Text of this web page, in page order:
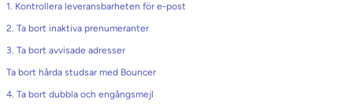
1. Kontrollera leveransbarheten för e-post
2. Ta bort inaktiva prenumeranter
3. Ta bort avvisade adresser
Ta bort hårda studsar med Bouncer
4. Ta bort dubbla och engångsmejl